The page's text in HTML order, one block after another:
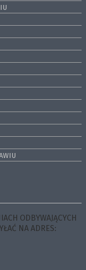
ODBYWAJĄCYCH
NA ADRES: